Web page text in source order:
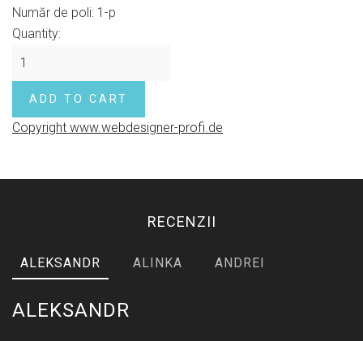
Număr de poli: 1-p
Quantity:
Copyright www.webdesigner-profi.de
RECENZII
ALEKSANDR ALINKA ANDREI
ALEKSANDR